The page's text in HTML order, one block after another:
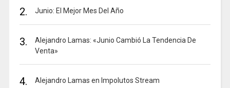
2. Junio: El Mejor Mes Del Año
3.
Alejandro Lamas: «Junio Cambió La Tendencia De
Venta»
4. Alejandro Lamas en Impolutos Stream